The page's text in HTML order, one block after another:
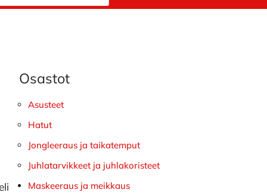
Ensisijainen
sivupalkki
Osastot
Asusteet
Hatut
Jongleeraus ja taikatemput
Juhlatarvikkeet ja juhlakoristeet
Maskeeraus ja meikkaus